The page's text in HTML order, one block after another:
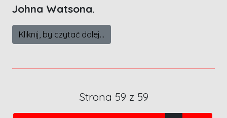
Johna Watsona.
Kliknij, by czytać dalej...
Strona 59 z 59